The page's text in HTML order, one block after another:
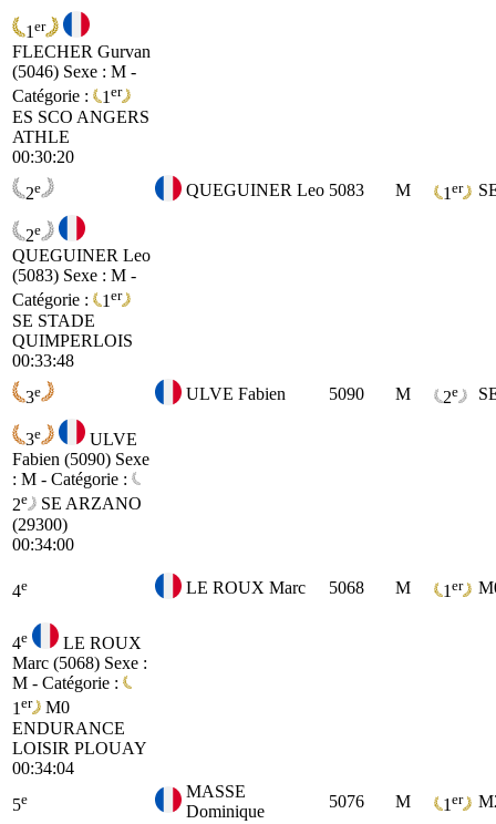
1 er
FLECHER Gurvan
(5046) Sexe : M -
Catégorie :
1 er
ES SCO ANGERS
ATHLE
00:30:20
2e QUEGUINER Leo 5083 M 1 er
2e
QUEGUINER Leo
(5083) Sexe : M -
Catégorie :
1 er
SE STADE
QUIMPERLOIS
00:33:48
3e ULVE Fabien 5090 M 2e
3e
ULVE
Fabien (5090) Sexe
: M - Catégorie :
2e SE ARZANO
(29300)
00:34:00
4e LE ROUX Marc 5068 M 1 er
4e
LE ROUX
Marc (5068) Sexe :
M - Catégorie :
1 er
M0
ENDURANCE
LOISIR PLOUAY
00:34:04
5e
MASSE
Dominique
5076 M 1 er